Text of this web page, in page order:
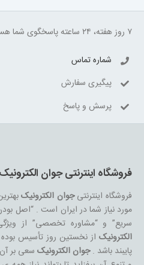
۷ روز هفته، ۲۴ ساعته پاسخگوی شما هستیم.
شماره تماس
پیگیری سفارش
پرسش و پاسخ
فروشگاه اینترنتی جوان الکترونیک
فروشگاه اینترنتیجوان الکترونیک
مورد نیاز شما در ایران است . “اصل
سریع” و “مشاوره تخصصی” از
الکترونیکاز نخستین روز تأسیس بوده
پایبند باشد .جوان الکترونیکسعی بر آن